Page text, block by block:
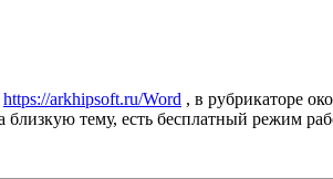
https://arkhipsoft.ru/Word , в рубрикаторе
близкую тему, есть бесплатный режим